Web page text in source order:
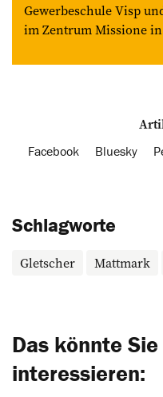
Gewerbeschule Visp
im Zentrum Missione
Facebook Bluesky
Schlagworte
Gletscher Mattmark
Das könnte
interessieren: